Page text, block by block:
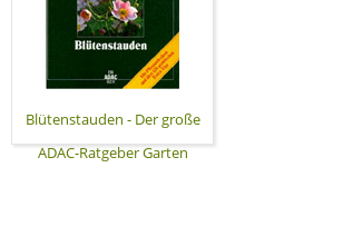
Blütenstauden - Der große
ADAC-Ratgeber Garten